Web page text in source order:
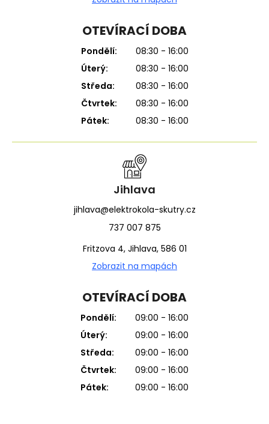
OTEVÍRACÍ DOBA
Pondělí:
08:30 - 16:00
Úterý:
08:30 - 16:00
Středa:
08:30 - 16:00
Čtvrtek:
08:30 - 16:00
Pátek:
08:30 - 16:00
Jihlava
jihlava@elektrokola-skutry.cz
737 007 875
Fritzova 4, Jihlava, 586 01
Zobrazit na mapách
OTEVÍRACÍ DOBA
Pondělí:
09:00 - 16:00
Úterý:
09:00 - 16:00
Středa:
09:00 - 16:00
Čtvrtek:
09:00 - 16:00
Pátek:
09:00 - 16:00